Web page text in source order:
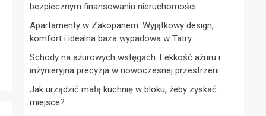
bezpiecznym finansowaniu nieruchomości
Apartamenty w Zakopanem: Wyjątkowy design,
komfort i idealna baza wypadowa w Tatry
Schody na ażurowych wstęgach: Lekkość ażuru i
inżynieryjna precyzja w nowoczesnej przestrzeni
Jak urządzić małą kuchnię w bloku, żeby zyskać
miejsce?